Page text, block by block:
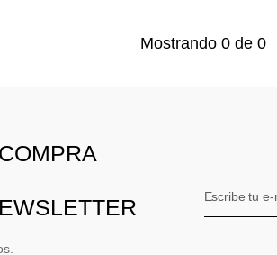
Mostrando 0 de 0